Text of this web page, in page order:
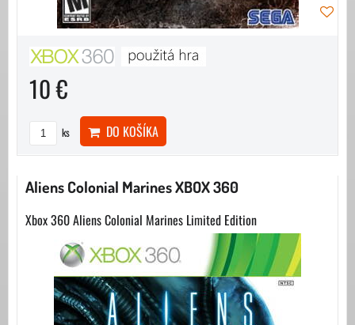
10 €
ks DO KOŠÍKA
Aliens Colonial Marines XBOX 360
Xbox 360 Aliens Colonial Marines Limited Edition